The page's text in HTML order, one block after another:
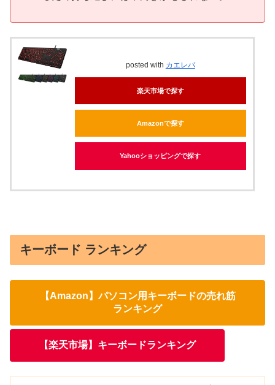
posted with カエレバ
楽天市場で探す
Amazonで探す
Yahooショッピングで探す
キーボード ランキング
【Amazon】パソコン用キーボードの売れ筋
ランキング
【楽天市場】キーボードランキング